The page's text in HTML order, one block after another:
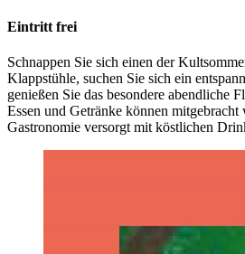
Eintritt frei
Schnappen Sie sich einen der
Klappstühle, suchen Sie sich ein
genießen Sie das besondere abendliche
Essen und Getränke können
Gastronomie versorgt mit köstlichen